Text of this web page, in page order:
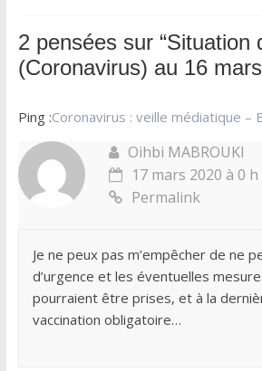
2 pensées sur “Situation
(Coronavirus) au 16 mars
Ping :Coronavirus : veille médiatique –
Oihbi MABROUKI
17 mars 2020 à 0
Permalink
Je ne peux pas m’empêcher de ne
d’urgence et les éventuelles
pourraient être prises, et à la
vaccination obligatoire…